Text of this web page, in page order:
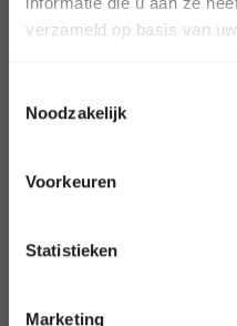
verzameld op basis van
Noodzakelijk
Voorkeuren
Statistieken
Marketing
ZOOS
Ga naar
Hoge Eng Oost 50
The Netherlands